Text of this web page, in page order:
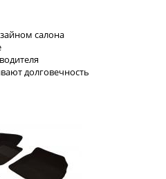
салона
долговечность